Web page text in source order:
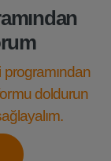
doldurun